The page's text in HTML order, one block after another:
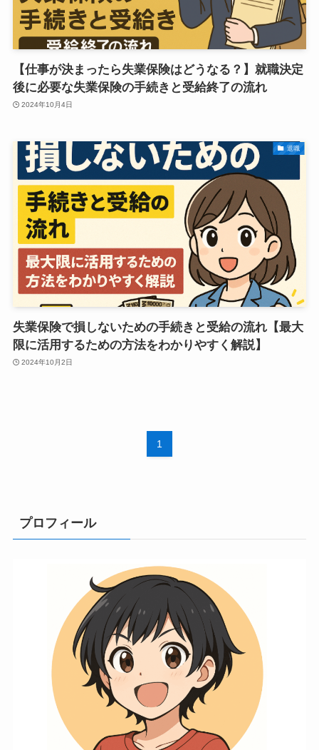
【仕事が決まったら失業保険はどうなる？】就職決定
後に必要な失業保険の手続きと受給終了の流れ
2024年10月4日
退職
失業保険で損しないための手続きと受給の流れ【最大
限に活用するための方法をわかりやすく解説】
2024年10月2日
1
プロフィール